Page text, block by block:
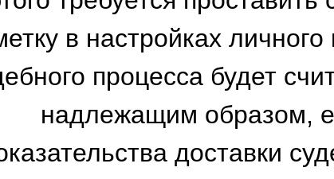
в настройках
процесса будет
надлежащим образом,
доставки